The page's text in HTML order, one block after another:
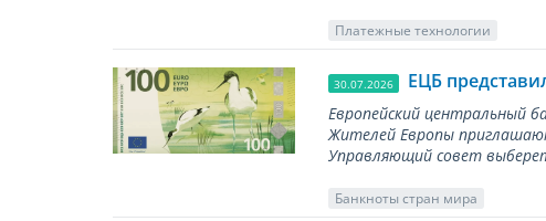
Платежные технологии
30.07.2026 ЕЦБ
Европейский центральный
Жителей Европы
Управляющий совет
Банкноты стран мира